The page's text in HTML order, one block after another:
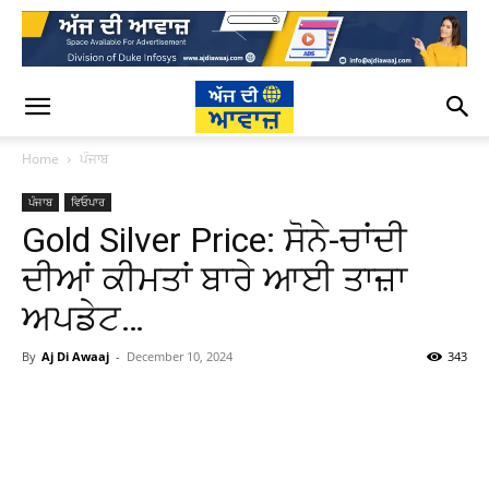
Home ਪੰਜਾਬ
ਪੰਜਾਬ ਵਿਓਪਾਰ
Gold Silver Price: ਸੋਨੇ-ਚਾਂਦੀ
ਦੀਆਂ ਕੀਮਤਾਂ ਬਾਰੇ ਆਈ ਤਾਜ਼ਾ
ਅਪਡੇਟ…
By Aj Di Awaaj - December 10, 2024 343